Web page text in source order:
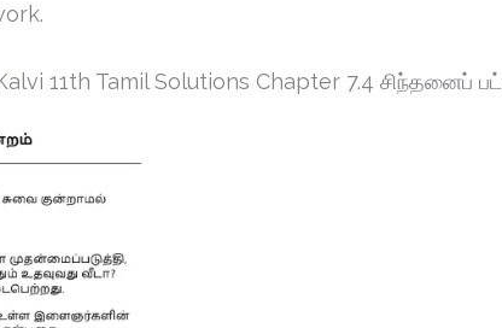
11th Tamil Solutions Chapter 7.4 சிந்தனைப்